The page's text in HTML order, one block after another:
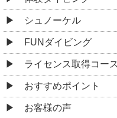
シュノーケル
FUNダイビング
ライセンス取得コース
おすすめポイント
お客様の声